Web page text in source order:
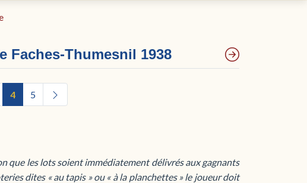
Faches-Thumesnil 1938
4 5
que les lots soient immédiatement délivrés aux gagnants
dites « au tapis » ou « à la planchettes » le joueur doit